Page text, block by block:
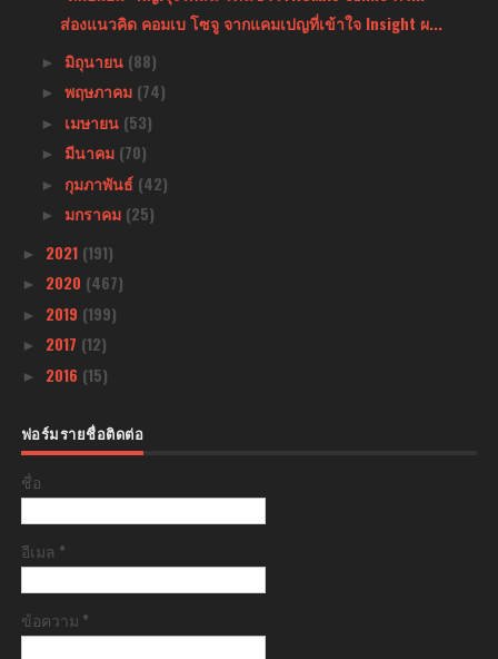
ส่องแนวคิด คอมเบ โซจู จากแคมเปญที่เข้าใจ Insight ผ...
► มิถุนายน (88)
► พฤษภาคม (74)
► เมษายน (53)
► มีนาคม (70)
► กุมภาพันธ์ (42)
► มกราคม (25)
► 2021 (191)
► 2020 (467)
► 2019 (199)
► 2017 (12)
► 2016 (15)
ฟอร์มรายชื่อติดต่อ
ชื่อ
อีเมล *
ข้อความ *